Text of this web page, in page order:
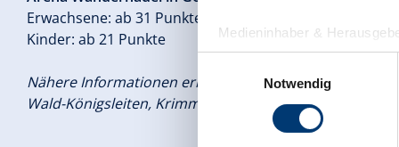
Medieninhaber &
Zeller Bergbahnen Zillertal
Rohr 23// A-6280 Zell am Ziller
www.zillertalarena.com
Notwendig
Erwachsene: ab 31 Punkte
Kinder: ab 21 Punkte
Nähere Informationen erhalten Sie in Ihrem
Wald-Königsleiten, Krimml-Hochkrimml.